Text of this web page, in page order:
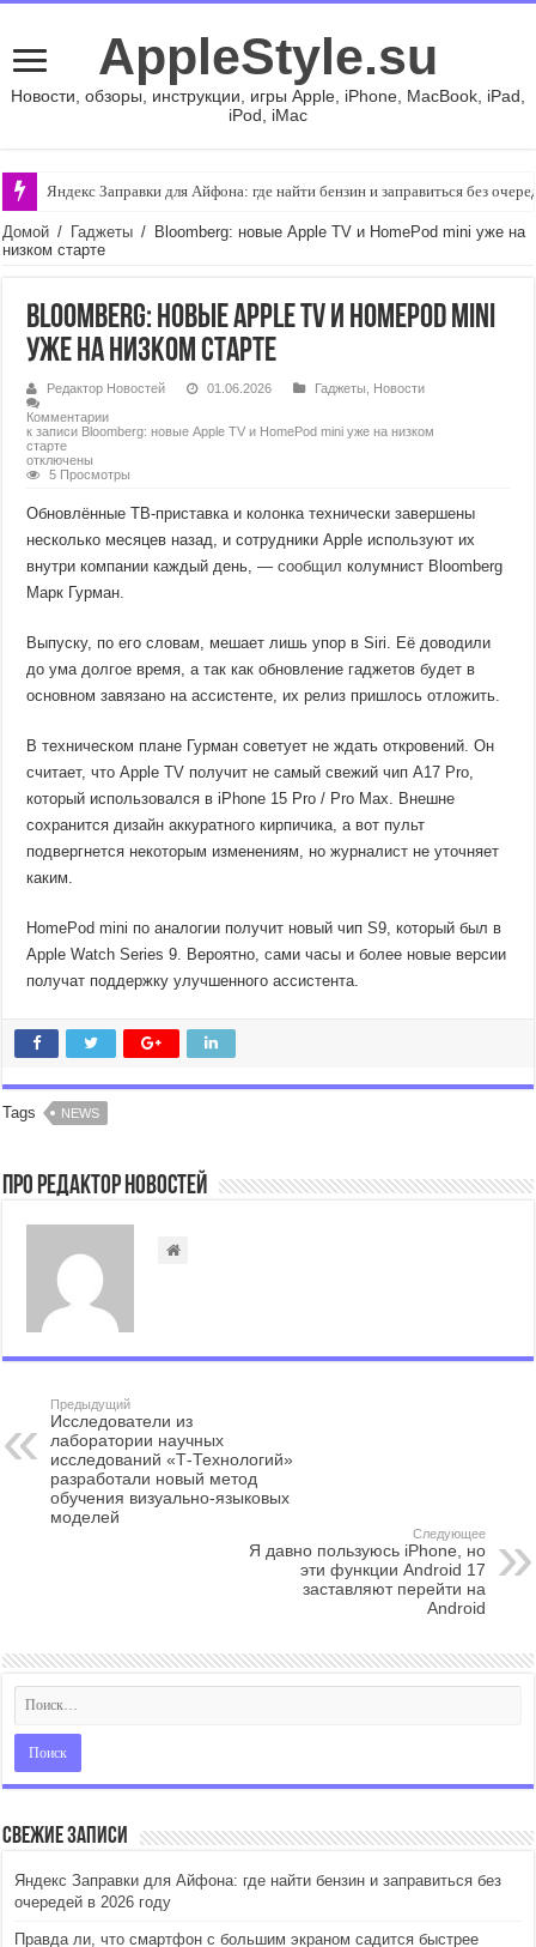
AppleStyle.su
Новости, обзоры, инструкции, игры Apple, iPhone, MacBook, iPad,
iPod, iMac
Яндекс Заправки для Айфона: где найти бензин и заправиться без
Домой / Гаджеты / Bloomberg: новые Apple TV и HomePod mini уже на
низком старте
Bloomberg: новые Apple TV и HomePod mini
уже на низком старте
Редактор Новостей 01.06.2026 Гаджеты
Новости
Комментарии
к записи Bloomberg: новые Apple TV и HomePod mini уже на низком
старте
отключены
5 Просмотры
Обновлённые ТВ-приставка и колонка технически завершены
несколько месяцев назад, и сотрудники Apple используют их
внутри компании каждый день, —сообщил колумнист Bloomberg
Марк Гурман.
Выпуску, по его словам, мешает лишь упор в Siri. Её доводили
до ума долгое время, а так как обновление гаджетов будет в
основном завязано на ассистенте, их релиз пришлось отложить.
В техническом плане Гурман советует не ждать откровений. Он
считает, что Apple TV получит не самый свежий чип А17 Pro,
который использовался в iPhone 15 Pro / Pro Max. Внешне
сохранится дизайн аккуратного кирпичика, а вот пульт
подвергнется некоторым изменениям, но журналист не уточняет
каким.
HomePod mini по аналогии получит новый чип S9, который был в
Apple Watch Series 9. Вероятно, сами часы и более новые версии
получат поддержку улучшенного ассистента.
Tags NEWS
Про Редактор Новостей
Предыдущий
Исследователи из
лаборатории научных
исследований «Т-Технологий»
разработали новый метод
обучения визуально-языковых
моделей
Следующее
Я давно пользуюсь iPhone, но
эти функции Android 17
заставляют перейти на
Android
Свежие записи
Яндекс Заправки для Айфона: где найти бензин и заправиться без
очередей в 2026 году
Правда ли, что смартфон с большим экраном садится быстрее